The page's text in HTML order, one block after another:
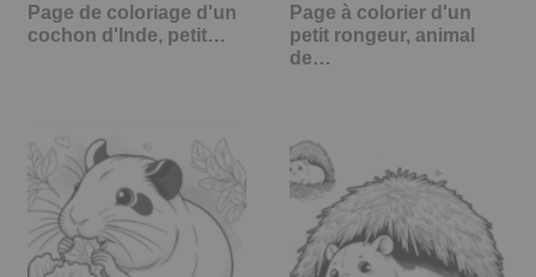
Page de coloriage d'un
cochon d'Inde, petit…
Page à colorier d'un
petit rongeur, animal
de…